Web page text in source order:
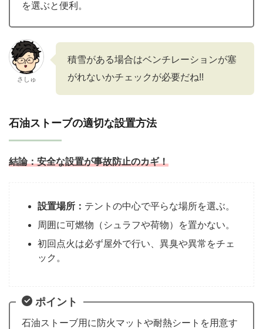
を選ぶと便利。
さしゅ
積雪がある場合はベンチレーションが塞
がれないかチェックが必要だね!!
石油ストーブの適切な設置方法
結論：安全な設置が事故防止のカギ！
設置場所： テントの中心で平らな場所を選ぶ。
周囲に可燃物（シュラフや荷物）を置かない。
初回点火は必ず屋外で行い、異臭や異常をチェ
ック。
ポイント
石油ストーブ用に防火マットや耐熱シートを用意す